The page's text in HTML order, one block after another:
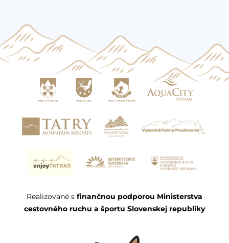
Realizované s finančnou podporou Ministerstva
cestovného ruchu a športu Slovenskej republiky